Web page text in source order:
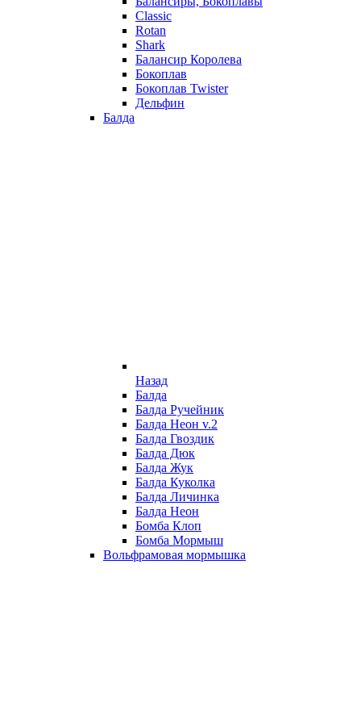
Classic
Rotan
Shark
Балансир Королева
Бокоплав
Бокоплав Twister
Дельфин
Балда
Назад
Балда
Балда Ручейник
Балда Неон v.2
Балда Гвоздик
Балда Дюк
Балда Жук
Балда Куколка
Балда Личинка
Балда Неон
Бомба Клоп
Бомба Мормыш
Вольфрамовая мормышка